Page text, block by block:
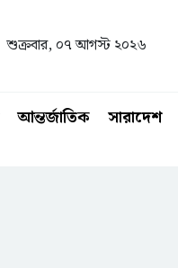
শুক্রবার, ০৭ আগস্ট ২০২৬
আন্তর্জাতিক সারাদেশ